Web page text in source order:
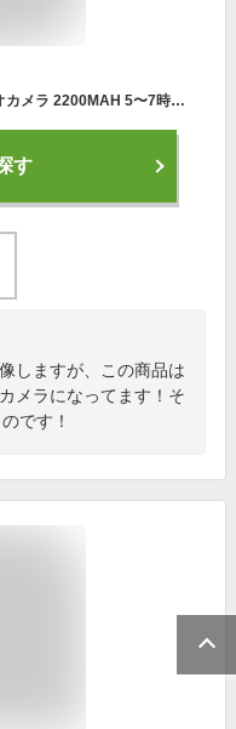
CAMMHD ハンズフリーカメラ 4K ビデオカメラ 2200MAH 5〜7時間の作業 64GB ジンバルアンチシェイク ウェアラブルカメラ WIFI接続 モバイルアプリコントロール に適し 会議 スポーツ ダッシュカム VLOGの撮影
す
しますが、この商品は
メラになってます！そ
です！